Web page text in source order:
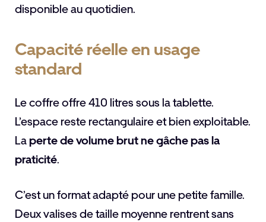
disponible au quotidien.
Capacité réelle en usage
standard
Le coffre offre 410 litres sous la tablette.
L’espace reste rectangulaire et bien exploitable.
Laperte de volume brut ne gâche pas la
praticité.
C’est un format adapté pour une petite famille.
Deux valises de taille moyenne rentrent sans